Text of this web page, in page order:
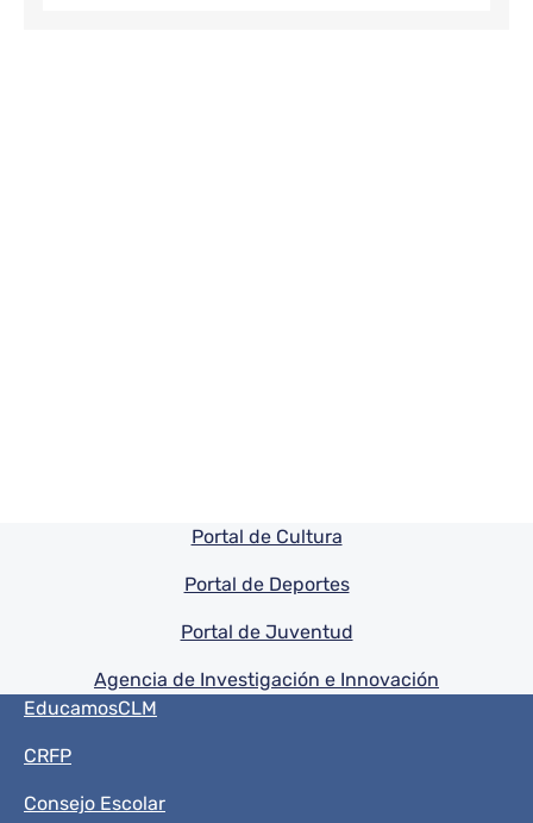
Pie de pagina información
Portal de Cultura
Portal de Deportes
Portal de Juventud
Agencia de Investigación e Innovación
Menú del pie
EducamosCLM
CRFP
Consejo Escolar